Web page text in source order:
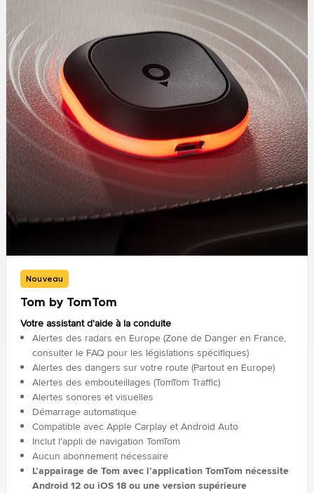
Nouveau
Tom by TomTom
Votre assistant d'aide à la conduite
Alertes des radars en Europe (Zone de Danger en France,
consulter le FAQ pour les législations spécifiques)
Alertes des dangers sur votre route (Partout en Europe)
Alertes des embouteillages (TomTom Traffic)
Alertes sonores et visuelles
Démarrage automatique
Compatible avec Apple Carplay et Android Auto
Inclut l'appli de navigation TomTom
Aucun abonnement nécessaire
L’appairage de Tom avec l’application TomTom nécessite
Android 12 ou iOS 18 ou une version supérieure